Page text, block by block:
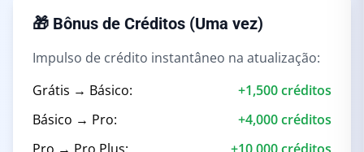
🎁 Bônus de Créditos (Uma vez)
Impulso de crédito instantâneo na atualização:
Grátis → Básico:
+1,500 créditos
Básico → Pro:
+4,000 créditos